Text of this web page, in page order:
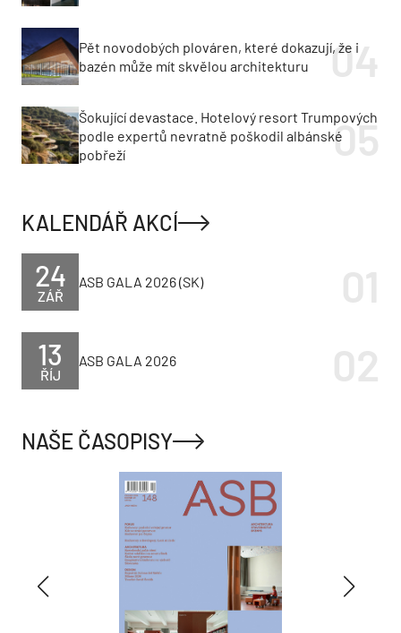
Pět novodobých plováren, které dokazují, že i
bazén může mít skvělou architekturu
Šokující devastace. Hotelový resort Trumpových
podle expertů nevratně poškodil albánské
pobřeží
KALENDÁŘ AKCÍ
ZÁŘ
24 ASB GALA 2026 (SK)
ŘÍJ
13 ASB GALA 2026
NAŠE ČASOPISY